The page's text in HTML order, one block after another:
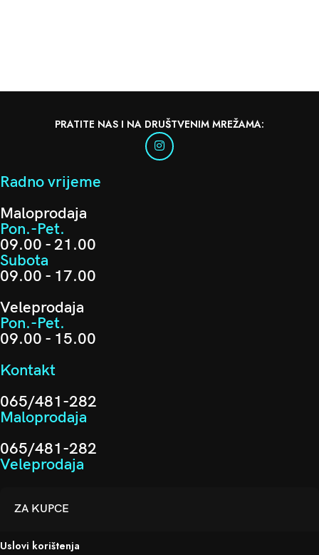
PRATITE NAS I NA DRUŠTVENIM MREŽAMA:
Radno vrijeme
Maloprodaja
Pon.-Pet.
09.00 - 21.00
Subota
09.00 - 17.00
Veleprodaja
Pon.-Pet.
09.00 - 15.00
Kontakt
065/481-282
Maloprodaja
065/481-282
Veleprodaja
ZA KUPCE
Uslovi korištenja